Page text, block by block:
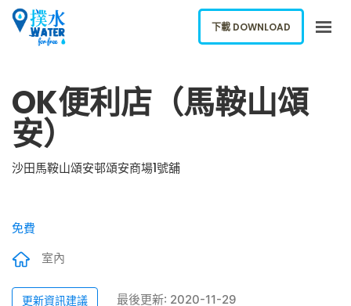
關於我們
下載應用
報告新飲水機
OK便利店（馬鞍山頌
安）
沙田馬鞍山頌安邨頌安商場1號舖
免費
室內
更新資訊建議 最後更新: 2020-11-29
下載 DOWNLOAD